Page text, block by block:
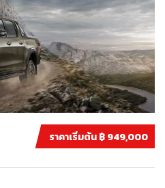
ราคาเริ่มต้น ฿ 949,000